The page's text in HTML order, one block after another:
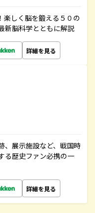
楽しく脳を鍛える５０の
新脳科学とともに解説
詳細を見る
、展示施設など、戦国時
る歴史ファン必携の一
詳細を見る